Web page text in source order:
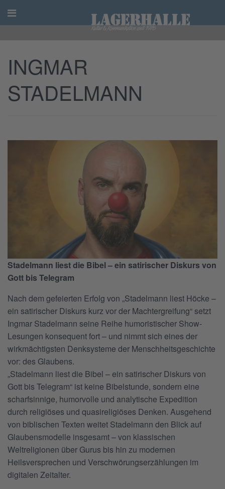
Skip
to
INGMAR
STADELMANN
Stadelmann liest die Bibel – ein satirischer Diskurs von
Gott bis Telegram
Nach dem gefeierten Erfolg von „Stadelmann liest Höcke –
ein satirischer Diskurs kurz vor der Machtergreifung“ setzt
Ingmar Stadelmann seine Reihe humoristischer Show-
Lesungen konsequent fort – und nimmt sich eines der
wirkmächtigsten Denksysteme der Menschheitsgeschichte
vor: des Glaubens.
„Stadelmann liest die Bibel – ein satirischer Diskurs von
Gott bis Telegram“ ist keine Bibelstunde, sondern eine
scharfsinnige, humorvolle und analytische Expedition
durch religiöses und quasireligiöses Denken. Ausgehend
von biblischen Texten weitet Stadelmann den Blick auf
Glaubensmodelle insgesamt – von klassischen
Weltreligionen über Gurus bis hin zu modernen
Heilsversprechen und Verschwörungserzählungen im
digitalen Zeitalter.